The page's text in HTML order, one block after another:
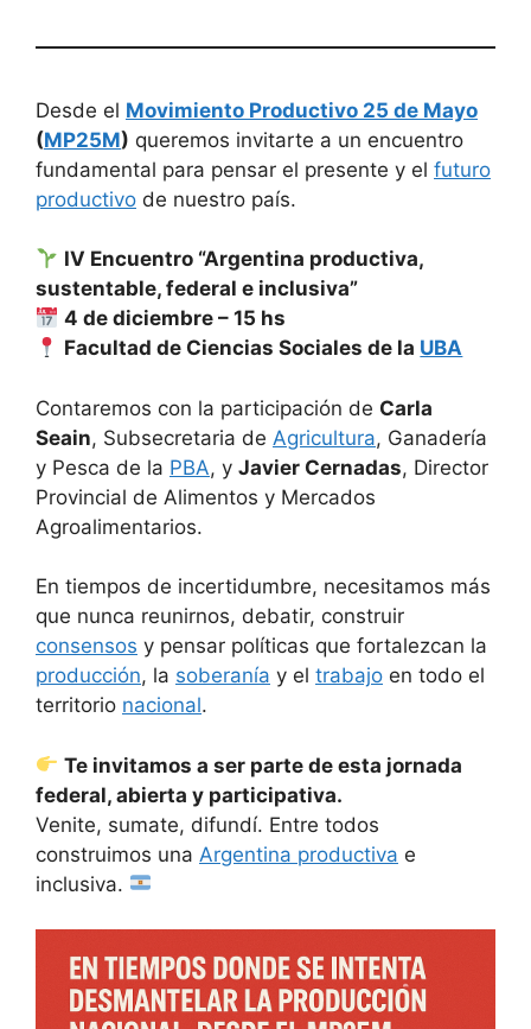
Desde el Movimiento Productivo 25 de Mayo
(MP25M) queremos invitarte a un encuentro
fundamental para pensar el presente y el futuro
productivo de nuestro país.
IV Encuentro “Argentina productiva,
sustentable, federal e inclusiva”
4 de diciembre – 15 hs
Facultad de Ciencias Sociales de la UBA
Contaremos con la participación de Carla
Seain, Subsecretaria de Agricultura, Ganadería
y Pesca de la PBA, y Javier Cernadas, Director
Provincial de Alimentos y Mercados
Agroalimentarios.
En tiempos de incertidumbre, necesitamos más
que nunca reunirnos, debatir, construir
consensos y pensar políticas que fortalezcan la
producción, la soberanía y el trabajo en todo el
territorio nacional.
Te invitamos a ser parte de esta jornada
federal, abierta y participativa.
Venite, sumate, difundí. Entre todos
construimos una Argentina productiva e
inclusiva.